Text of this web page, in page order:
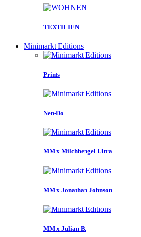
TEXTILIEN
Minimarkt Editions
Prints
Nen-Do
MM x Milchbengel Ultra
MM x Jonathan Johnson
MM x Julian B.